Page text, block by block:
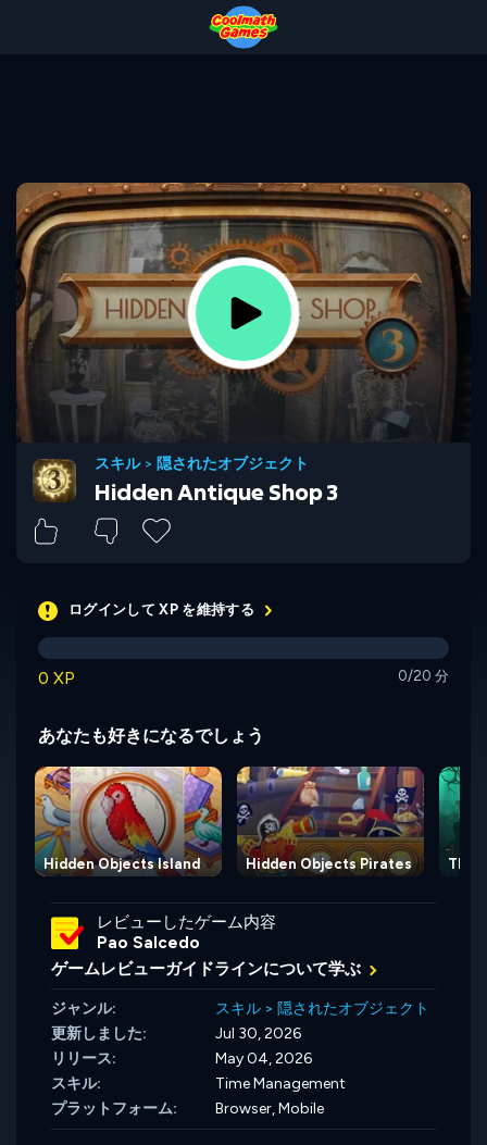
スキル> 隠されたオブジェクト
Hidden Antique Shop 3
ログインして XP を維持する
0 XP 0/20 分
あなたも好きになるでしょう
Hidden Objects Island Hidden Objects Pirates The
レビューしたゲーム内容
Pao Salcedo
ゲームレビューガイドラインについて学ぶ
ジャンル: スキル > 隠されたオブジェクト
更新しました:
Jul 30, 2026
リリース:
May 04, 2026
スキル:
Time Management
プラットフォーム:
Browser, Mobile